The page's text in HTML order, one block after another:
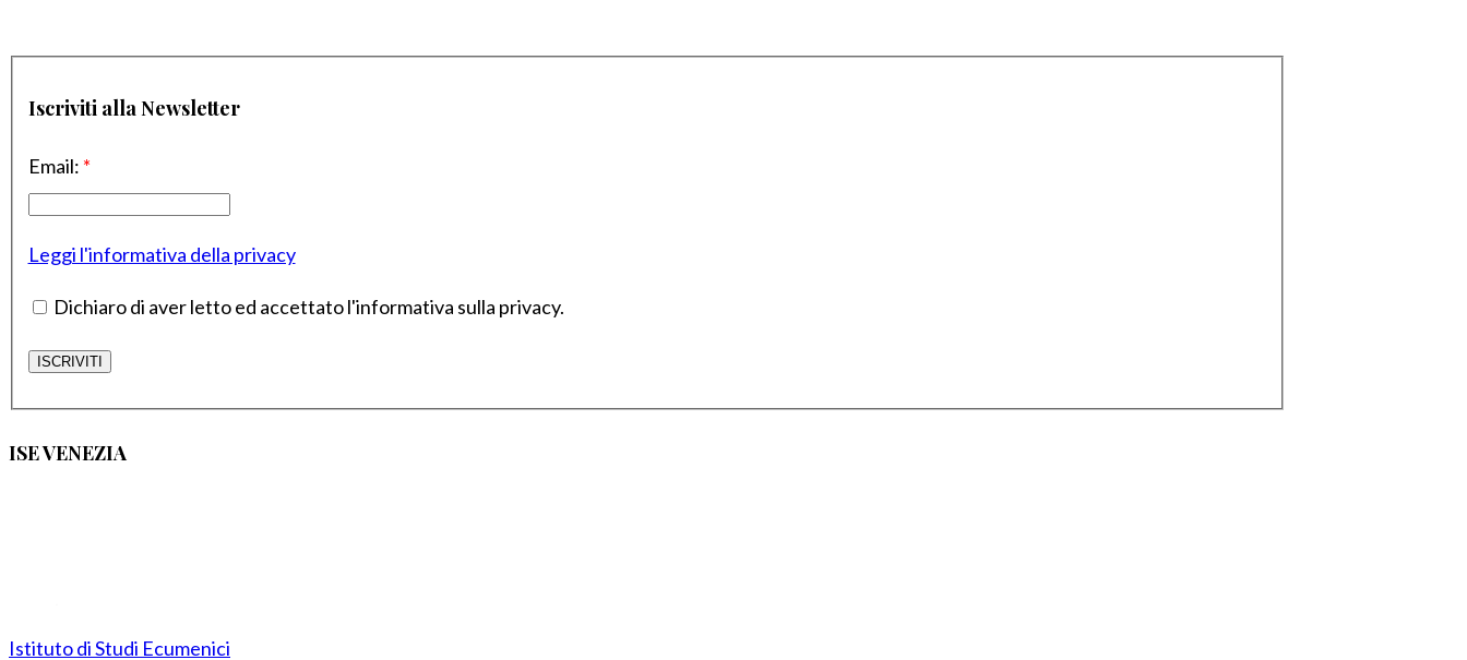
Iscriviti alla Newsletter
Email: *
Leggi l'informativa della privacy
Dichiaro di aver letto ed accettato l'informativa sulla privacy.
ISE VENEZIA
Istituto di Studi Ecumenici